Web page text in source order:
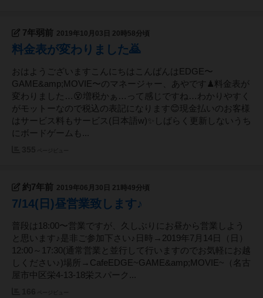
7年弱前 2019年10月03日 20時58分頃
料金表が変わりました🙇
おはようございますこんにちはこんばんはEDGE〜
GAME&amp;MOVIE〜のマネージャー、あやです♟料金表が
変わりました…😵増税かぁ…って感じですね…わかりやすく
がモットーなので税込の表記になります😊現金払いのお客様
はサービス料もサービス(日本語w)✨しばらく更新しないうち
にボードゲームも...
約7年前 2019年06月30日 21時49分頃
7/14(日)昼営業致します♪
普段は18:00〜営業ですが、久しぶりにお昼から営業しよう
と思います♪是非ご参加下さい♪日時→2019年7月14日（日）
12:00～17:30(通常営業と並行して行いますのでお気軽にお越
しください♪)場所→CafeEDGE~GAME&amp;MOVIE~（名古
屋市中区栄4-13-18栄スパーク...